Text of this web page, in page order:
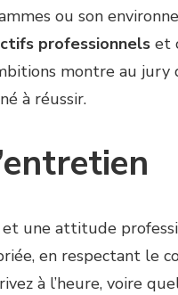
ou son
professionnels et
montre au jury
à réussir.
et une attitude
en respectant le
à l’heure, voire